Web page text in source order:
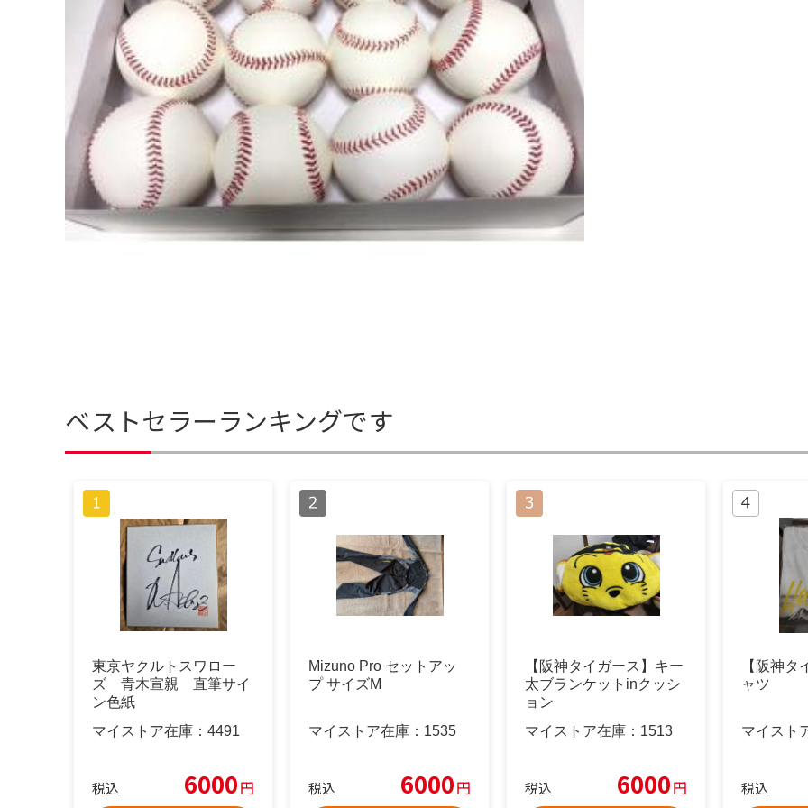
ベストセラーランキングです
東京ヤクルトスワロー
ズ 青木宣親 直筆サイ
ン色紙
マイストア在庫： 4491
税込 6000円
Mizuno Pro セットアッ
プ サイズM
マイストア在庫： 1535
税込 6000円
【阪神タイガース】キー
太ブランケットinクッシ
ョン
マイストア在庫： 1513
税込 6000円
【阪神タ
ャツ
マイスト
税込